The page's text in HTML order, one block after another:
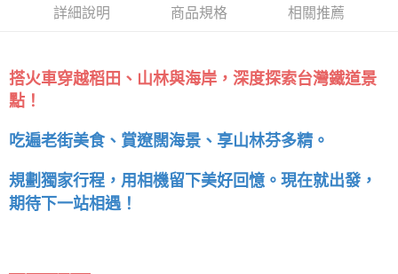
詳細說明 商品規格 相關推薦
搭火車穿越稻田、山林與海岸，深度探索台灣鐵道景
點！
吃遍老街美食、賞遼闊海景、享山林芬多精。
規劃獨家行程，用相機留下美好回憶。現在就出發，
期待下一站相遇！